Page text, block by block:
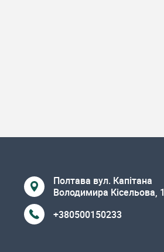
Полтава вул. Капітана
Володимира Кісельова, 1
+380500150233